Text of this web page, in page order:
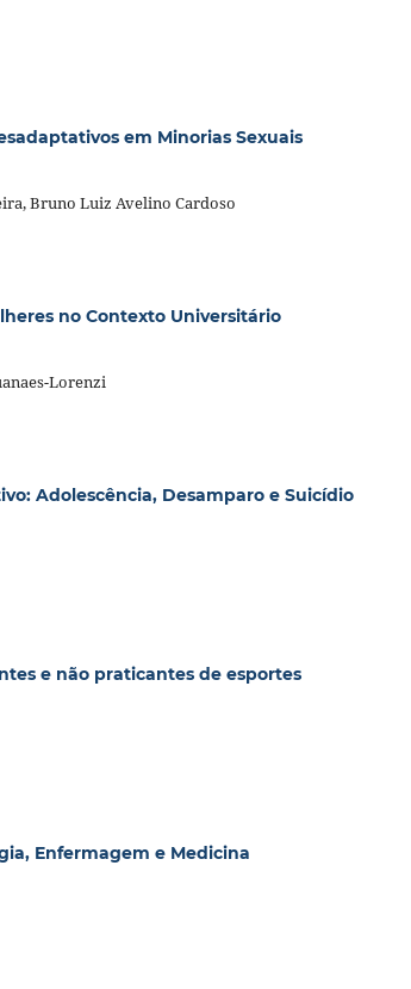
em Minorias Sexuais
Bruno Luiz Avelino Cardoso
no Contexto Universitário
Lorenzi
Adolescência, Desamparo e Suicídio
e não praticantes de esportes
Enfermagem e Medicina